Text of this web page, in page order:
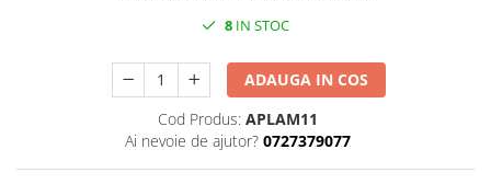
8 IN STOC
ADAUGA IN COS
Cod Produs: APLAM11
Ai nevoie de ajutor? 0727379077